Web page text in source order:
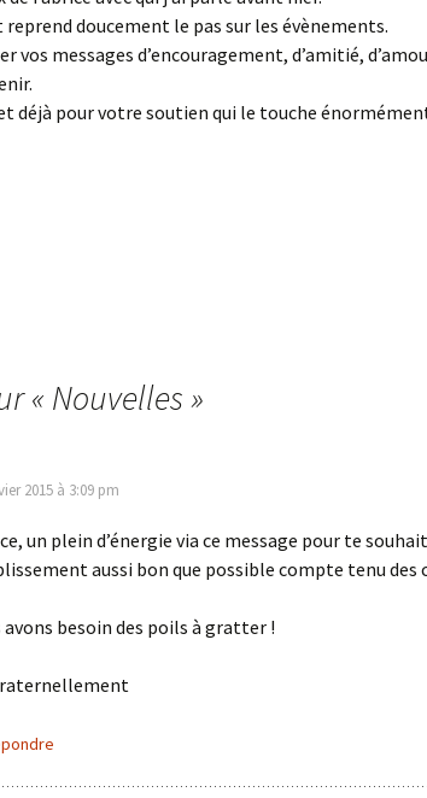
reprend doucement le pas sur les évènements.
vos messages d’encouragement, d’amitié,
déjà pour votre soutien qui le touche
« Nouvelles»
2015 à 3:09 pm
un plein d’énergie via ce message pour te
aussi bon que possible compte tenu des
avons besoin des poils à gratter !